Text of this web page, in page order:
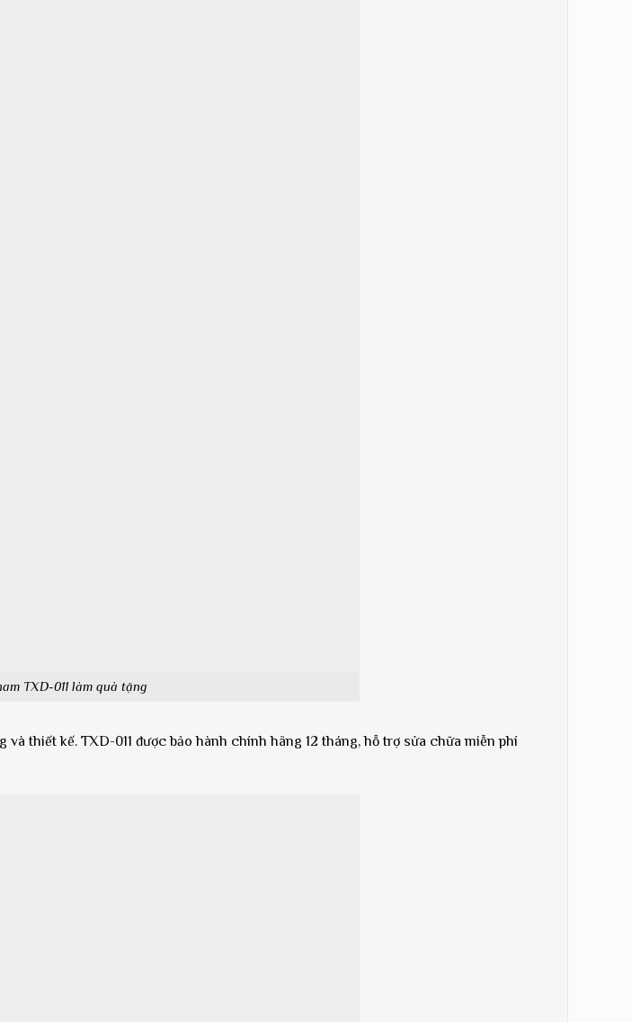
TXD-011 làm quà tặng
thiết kế. TXD-011 được bảo hành chính hãng 12 tháng, hỗ trợ sửa chữa miễn phí